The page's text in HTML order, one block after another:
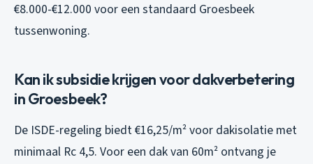
€8.000-€12.000 voor een standaard Groesbeek
tussenwoning.
Kan ik subsidie krijgen voor dakverbetering
in Groesbeek?
De ISDE-regeling biedt €16,25/m² voor dakisolatie met
minimaal Rc 4,5. Voor een dak van 60m² ontvang je